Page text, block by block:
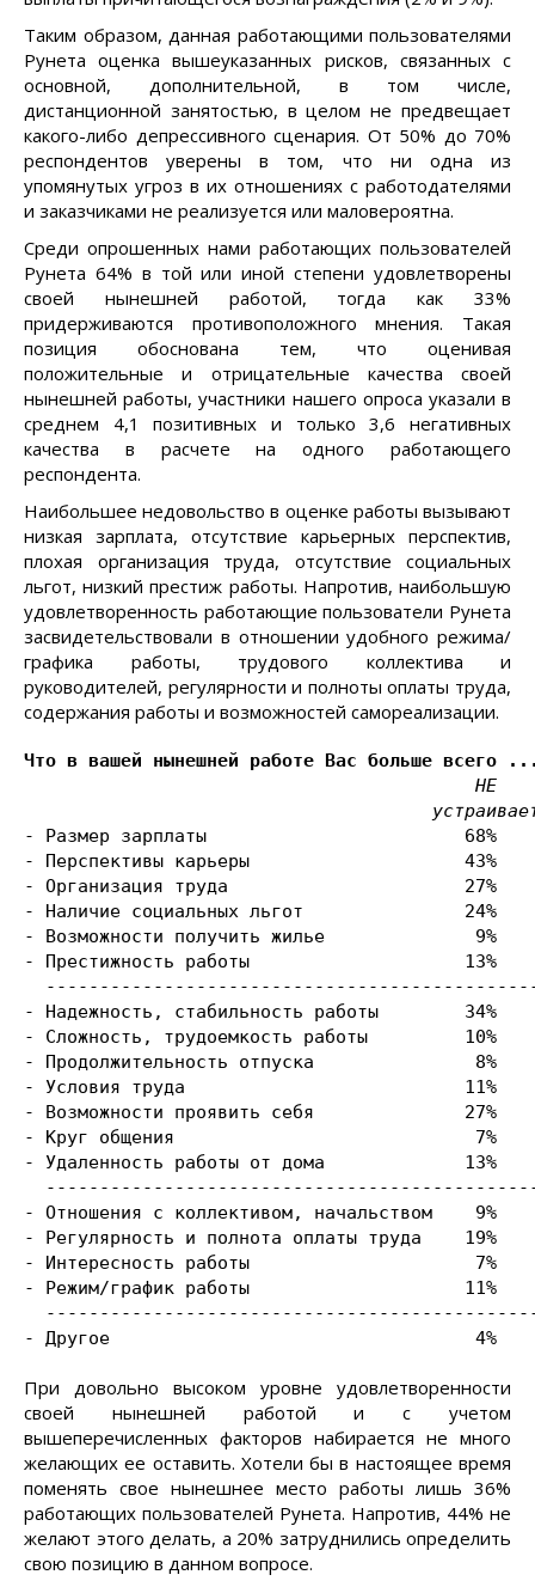
Таким образом, данная работающими пользователями
Рунета оценка вышеуказанных рисков, связанных с
основной, дополнительной, в том числе,
дистанционной занятостью, в целом не предвещает
какого-либо депрессивного сценария. От 50% до 70%
респондентов уверены в том, что ни одна из
упомянутых угроз в их отношениях с работодателями
и заказчиками не реализуется или маловероятна.
Среди опрошенных нами работающих пользователей
Рунета 64% в той или иной степени удовлетворены
своей нынешней работой, тогда как 33%
придерживаются противоположного мнения. Такая
позиция обоснована тем, что оценивая
положительные и отрицательные качества своей
нынешней работы, участники нашего опроса указали в
среднем 4,1 позитивных и только 3,6 негативных
качества в расчете на одного работающего
респондента.
Наибольшее недовольство в оценке работы вызывают
низкая зарплата, отсутствие карьерных перспектив,
плохая организация труда, отсутствие социальных
льгот, низкий престиж работы. Напротив, наибольшую
удовлетворенность работающие пользователи Рунета
засвидетельствовали в отношении удобного режима/
графика работы, трудового коллектива и
руководителей, регулярности и полноты оплаты труда,
содержания работы и возможностей самореализации.
Что в вашей нынешней работе Вас больше всего
                                          НЕ
- Размер зарплаты                        68%
- Перспективы карьеры                    43%
- Организация труда                      27%
- Наличие социальных льгот               24%
- Возможности получить жилье
- Престижность работы                    13%
- Надежность, стабильность работы
- Сложность, трудоемкость работы
- Продолжительность отпуска
- Условия труда                          11%
- Возможности проявить себя              27%
- Круг общения                            7%
- Удаленность работы от дома             13%
- Отношения с коллективом, начальством
- Регулярность и полнота оплаты труда
- Интересность работы                     7%
- Режим/график работы                    11%
- Другое                                  4%
При довольно высоком уровне удовлетворенности
своей нынешней работой и с учетом
вышеперечисленных факторов набирается не много
желающих ее оставить. Хотели бы в настоящее время
поменять свое нынешнее место работы лишь 36%
работающих пользователей Рунета. Напротив, 44% не
желают этого делать, а 20% затруднились определить
свою позицию в данном вопросе.